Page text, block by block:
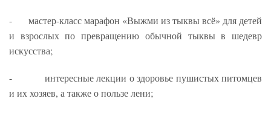
- мастер-класс марафон «Выжми из тыквы всё» для детей
и взрослых по превращению обычной тыквы в шедевр
искусства;
- интересные лекции о здоровье пушистых питомцев
и их хозяев, а также о пользе лени;